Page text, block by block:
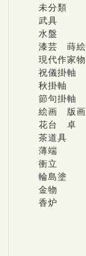
未分類
武具
水盤
漆芸 蒔絵
現代作家物
祝儀掛軸
秋掛軸
節句掛軸
絵画 版画
花台 卓
茶道具
薄端
衝立
輪島塗
金物
香炉